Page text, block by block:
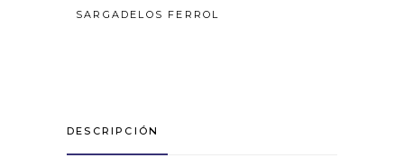
SARGADELOS FERROL
DESCRIPCIÓN